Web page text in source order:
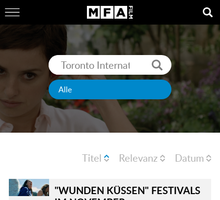
Titel Relevanz Datum
"WUNDEN KÜSSEN" FESTIVALS